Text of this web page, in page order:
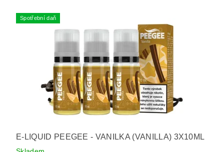
Spotřební daň
E-LIQUID PEEGEE - VANILKA (VANILLA) 3X10ML